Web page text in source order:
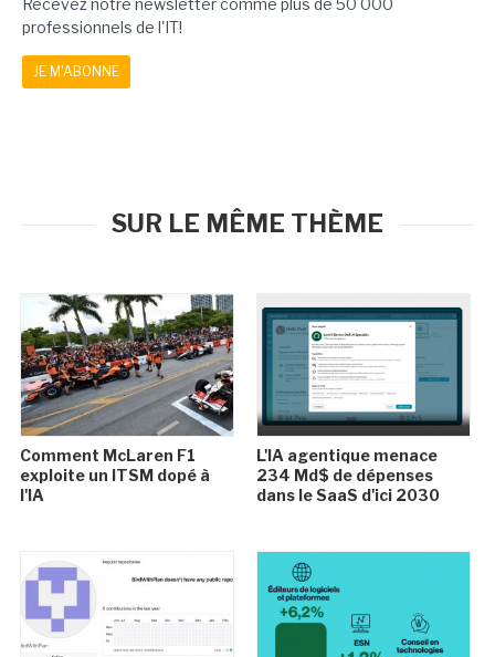
Recevez notre newsletter comme plus de 50 000
professionnels de l'IT!
JE M'ABONNE
SUR LE MÊME THÈME
Comment McLaren F1
exploite un ITSM dopé à
l'IA
L'IA agentique menace
234 Md$ de dépenses
dans le SaaS d'ici 2030